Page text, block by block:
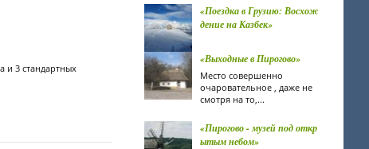
и 3 стандартных
«Поездка в Грузию: Восхож
дение на Казбек»
«Выходные в Пирогово»
Место совершенно
очаровательное , даже не
смотря на то,...
«Пирогово - музей под откр
ытым небом»